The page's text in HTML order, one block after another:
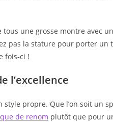
une grosse montre avec
pas la stature pour porter
fois-ci !
l’excellence
style propre. Que l’on soit un
de renom plutôt que pour